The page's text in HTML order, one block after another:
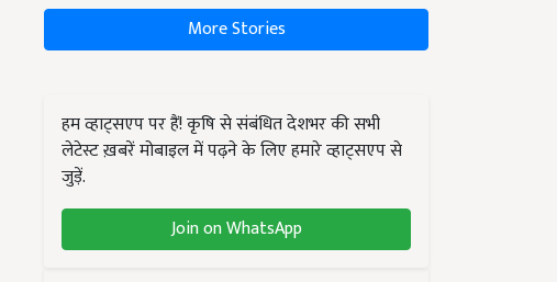
More Stories
हम व्हाट्सएप पर हैं! कृषि से संबंधित देशभर की सभी
लेटेस्ट ख़बरें मोबाइल में पढ़ने के लिए हमारे व्हाट्सएप से
जुड़ें.
Join on WhatsApp